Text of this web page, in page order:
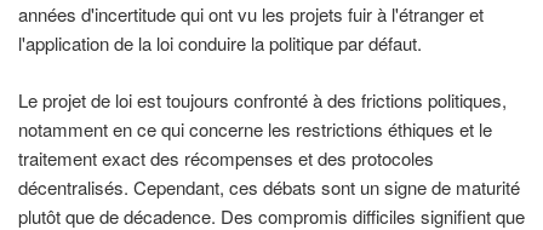
années d'incertitude qui ont vu les projets fuir à l'étranger et
l'application de la loi conduire la politique par défaut.
Le projet de loi est toujours confronté à des frictions politiques,
notamment en ce qui concerne les restrictions éthiques et le
traitement exact des récompenses et des protocoles
décentralisés. Cependant, ces débats sont un signe de maturité
plutôt que de décadence. Des compromis difficiles signifient que